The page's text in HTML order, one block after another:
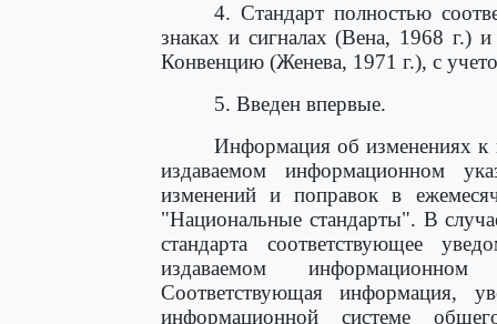
4. Стандарт полностью
знаках и сигналах (Вена, 1968 г.)
Конвенцию (Женева, 1971 г.), с
5. Введен впервые.
Информация об изменениях к
издаваемом информационном
изменений и поправок в
"Национальные стандарты". В
стандарта соответствующее
издаваемом
Соответствующая информация,
информационной системе